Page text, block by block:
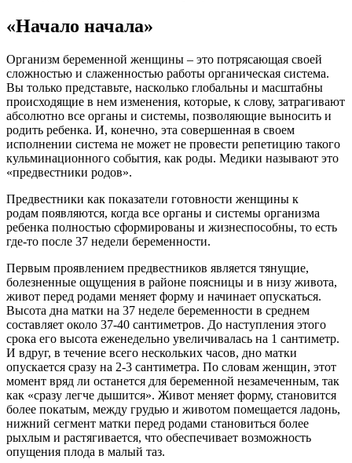
«Начало начала»
Организм беременной женщины – это потрясающая своей
сложностью и слаженностью работы органическая система.
Вы только представьте, насколько глобальны и масштабны
происходящие в нем изменения, которые, к слову, затрагивают
абсолютно все органы и системы, позволяющие выносить и
родить ребенка. И, конечно, эта совершенная в своем
исполнении система не может не провести репетицию такого
кульминационного события, как роды. Медики называют это
«предвестники родов».
Предвестники как показатели готовности женщины к
родам появляются, когда все органы и системы организма
ребенка полностью сформированы и жизнеспособны, то есть
где-то после 37 недели беременности.
Первым проявлением предвестников является тянущие,
болезненные ощущения в районе поясницы и в низу живота,
живот перед родами меняет форму и начинает опускаться.
Высота дна матки на 37 неделе беременности в среднем
составляет около 37-40 сантиметров. До наступления этого
срока его высота еженедельно увеличивалась на 1 сантиметр.
И вдруг, в течение всего нескольких часов, дно матки
опускается сразу на 2-3 сантиметра. По словам женщин, этот
момент вряд ли останется для беременной незамеченным, так
как «сразу легче дышится». Живот меняет форму, становится
более покатым, между грудью и животом помещается ладонь,
нижний сегмент матки перед родами становиться более
рыхлым и растягивается, что обеспечивает возможность
опущения плода в малый таз.